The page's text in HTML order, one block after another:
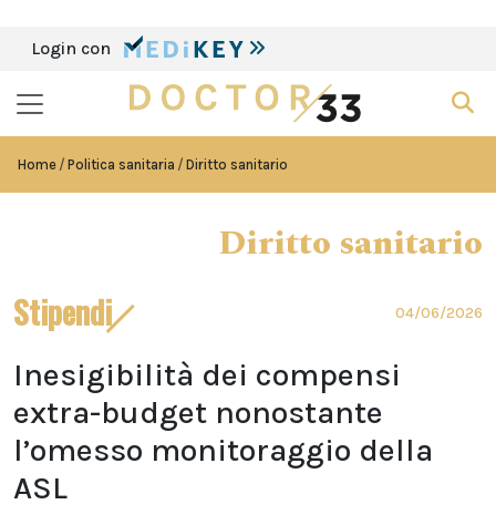
Login con
Home Politica sanitaria Diritto sanitario
Diritto sanitario
Stipendi 04/06/2026
Inesigibilità dei compensi
extra-budget nonostante
l’omesso monitoraggio della
ASL